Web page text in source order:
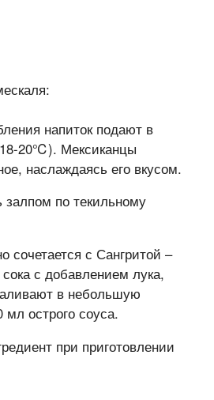
напиток подают в
20℃). Мексиканцы
наслаждаясь его вкусом.
залпом по текильному
сочетается с Сангритой –
с добавлением лука,
в небольшую
острого соуса.
при приготовлении